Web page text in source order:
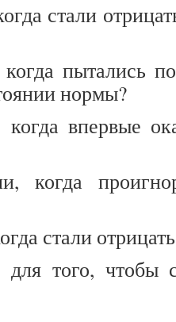
стали
пытались
нормы?
впервые
стали
того, чтобы